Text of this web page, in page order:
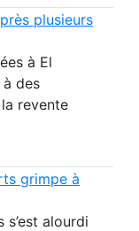
plusieurs
à El
à des
revente
grimpe à
s’est alourdi